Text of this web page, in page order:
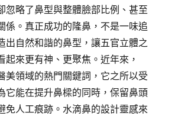
忽略了鼻型與整體臉部比例、甚至
係。真正成功的隆鼻，不是一味追
出自然和諧的鼻型，讓五官立體之
起來更有神、更聚焦。近年來，
美領域的熱門關鍵詞，它之所以受
它能在提升鼻樑的同時，保留鼻頭
免人工痕跡。水滴鼻的設計靈感來